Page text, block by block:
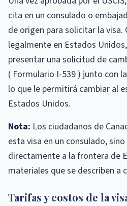
cita en un consulado o
de origen para solicitar la visa.
legalmente en Estados
presentar una solicitud de
( Formulario I-539 ) junto con
lo que le permitirá cambiar al
Estados Unidos.
Nota: Los ciudadanos de
esta visa en un consulado,
directamente a la frontera de
materiales que se describen a
Tarifas y costos de la